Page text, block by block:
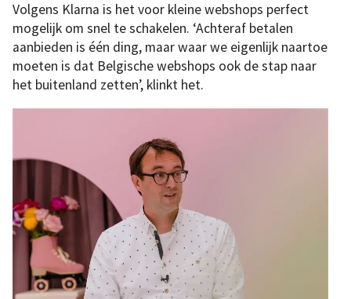
Volgens Klarna is het voor kleine webshops perfect
mogelijk om snel te schakelen. ‘Achteraf betalen
aanbieden is één ding, maar waar we eigenlijk naartoe
moeten is dat Belgische webshops ook de stap naar
het buitenland zetten’, klinkt het.